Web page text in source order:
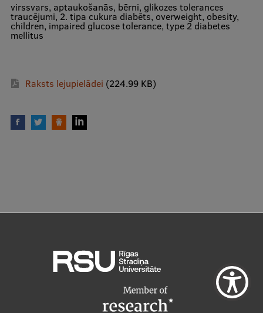
virssvars, aptaukošanās, bērni, glikozes tolerances
traucējumi, 2. tipa cukura diabēts, overweight, obesity,
children, impaired glucose tolerance, type 2 diabetes
mellitus
Raksts lejupielādei (224.99 KB)